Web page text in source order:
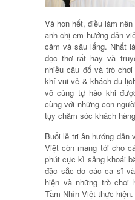
Và hơn hết, điều làm
anh chị em hướng dẫn
cảm và sâu lắng. Nhất
đọc thơ rất hay và
nhiều câu đố và trò
khí vui vẻ & khách du
vô cùng tự hào khi
cùng với những con
tụy chăm sóc khách
Buổi lễ tri ân hướng dẫn
Việt còn mang tới cho
phút cực kì sảng khoái
đặc sắc do các ca sĩ
hiện và những trò chơi
Tầm Nhìn Việt thực hiện.